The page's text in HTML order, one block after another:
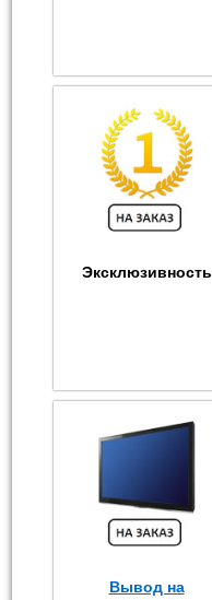
Эксклюзивность
Вывод на